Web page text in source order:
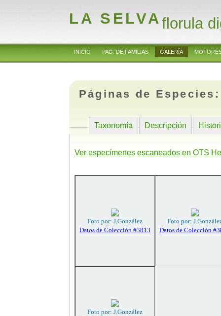
LA SELVAflorula
INICIO PAG. DE FAMILIAS GALERÍA
Páginas de
Taxonomía Descripción
Ver especímenes escaneados en OTS
Foto por: J.González
Datos de Colección #3813
Foto por:
Datos de Colección
Foto por: J.González